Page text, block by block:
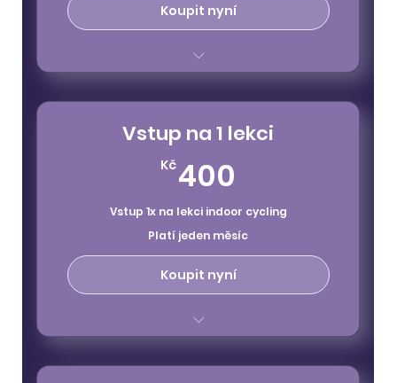
Koupit nyní
platnost 6 měsíců
nelze uplatnit na special class
Vstup na 1 lekci
Kč400
Vstup 1x na lekci indoor cycling
Platí jeden měsíc
Koupit nyní
platnost 1 měsíc